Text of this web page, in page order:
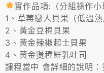
實作品項:（分組操作小
1、草莓戀人貝果（低溫熟
2、黃金豆棉貝果
3、黃金辣椒起士貝果
4、黃金燙種鮮乳吐司
課程當中 會詳細的說明：